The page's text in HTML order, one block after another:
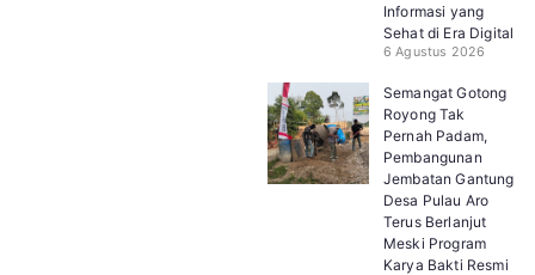
Informasi yang
Sehat di Era Digital
6 Agustus 2026
Semangat Gotong
Royong Tak
Pernah Padam,
Pembangunan
Jembatan Gantung
Desa Pulau Aro
Terus Berlanjut
Meski Program
Karya Bakti Resmi